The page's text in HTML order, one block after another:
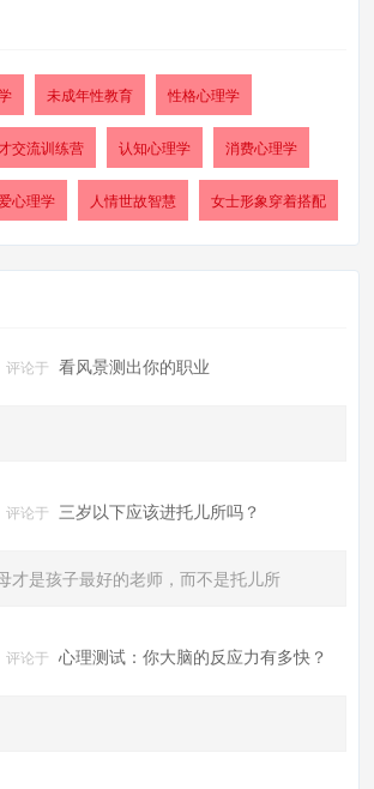
未成年性教育 性格心理学
交流训练营 认知心理学 消费心理学
心理学 人情世故智慧 女士形象穿着搭配
评论于 看风景测出你的职业
评论于 三岁以下应该进托儿所吗？
才是孩子最好的老师，而不是托儿所
评论于 心理测试：你大脑的反应力有多快？